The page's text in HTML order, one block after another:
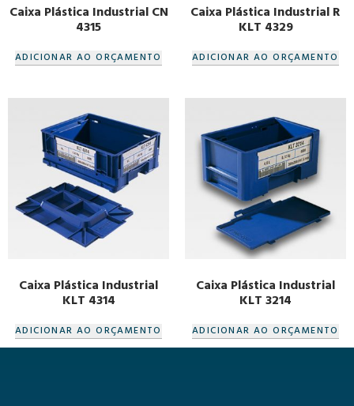
Caixa Plástica Industrial CN
4315
ADICIONAR AO ORÇAMENTO
Caixa Plástica Industrial R
KLT 4329
ADICIONAR AO ORÇAMENTO
Caixa Plástica Industrial
KLT 4314
ADICIONAR AO ORÇAMENTO
Caixa Plástica Industrial
KLT 3214
ADICIONAR AO ORÇAMENTO